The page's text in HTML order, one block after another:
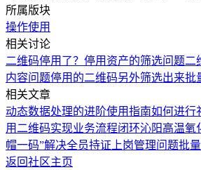
所属版块
操作使用
相关讨论
二维码停用了？ 停用资产的筛选问题二
内容问题停用的二维码另外筛选出来批
相关文章
动态数据处理的进阶使用指南如何进行
用二维码实现业务流程闭环沁阳高温氧
帽一码”解决全员持证上岗管理问题批
返回社区主页